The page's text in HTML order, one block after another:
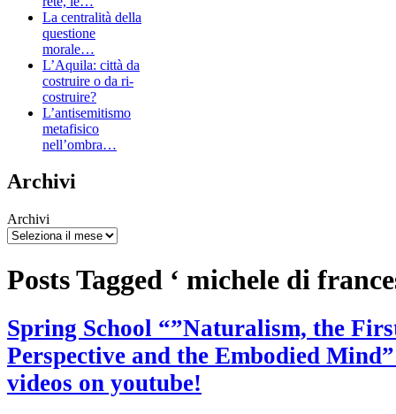
La centralità della
questione
morale…
L’Aquila: città da
costruire o da ri-
costruire?
L’antisemitismo
metafisico
nell’ombra…
Archivi
Archivi
Posts Tagged ‘ michele di
Spring School “”Naturalism, the
Perspective and the Embodied
videos on youtube!